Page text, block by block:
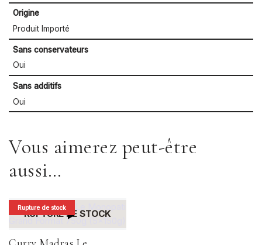
Origine
Produit Importé
Sans conservateurs
Oui
Sans additifs
Oui
Vous aimerez peut-être
aussi…
Rupture de stock
RUPTURE DE STOCK